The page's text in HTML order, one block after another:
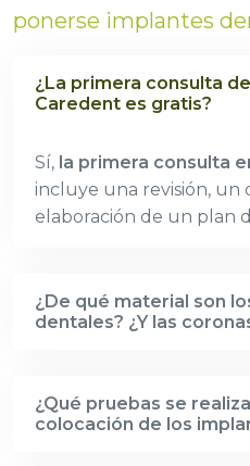
ponerse implantes
¿La primera consulta
Caredent es gratis?
Sí, la primera consulta
incluye una revisión, un
elaboración de un plan
¿De qué material son
dentales? ¿Y las
¿Qué pruebas se
colocación de los